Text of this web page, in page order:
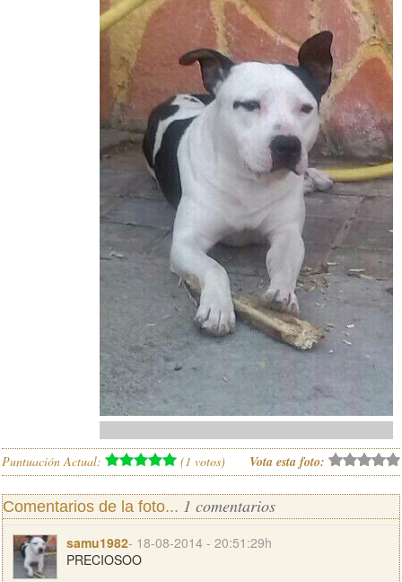
Puntuación Actual: (1 votos) Vota esta foto:
Comentarios de la foto... 1 comentarios
samu1982- 18-08-2014 - 20:51:29h
PRECIOSOO